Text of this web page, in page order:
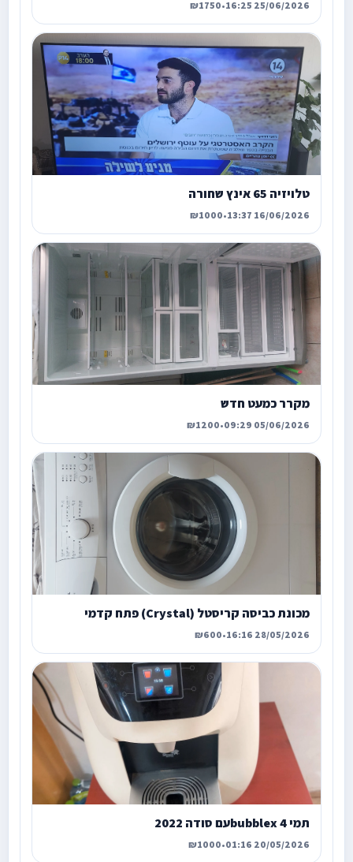
25/06/2026 16:25
•
₪1750
טלויזיה 65 אינץ שחורה
16/06/2026 13:37
•
₪1000
מקרר כמעט חדש
05/06/2026 09:29
•
₪1200
מכונת כביסה קריסטל (Crystal) פתח קדמי
28/05/2026 16:16
•
₪600
תמי 4 bubblexעם סודה 2022
20/05/2026 01:16
•
₪1000